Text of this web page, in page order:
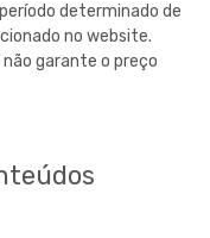
determinado de
no website.
garante o preço